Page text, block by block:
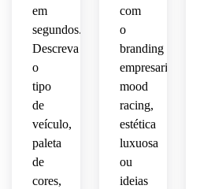
naturais
de
luz
diurna,
mockup
profissional
para
frotas,
alta
automotiva,
mockup
hiper
detalhado
veicular.
em
segundos.
Descreva
o
tipo
de
veículo,
paleta
de
cores,
com
o
branding
empresarial,
mood
racing,
estética
luxuosa
ou
ideias